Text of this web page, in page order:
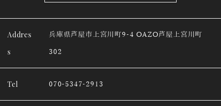
Addres
s
兵庫県芦屋市上宮川町9-4 OAZO芦屋上宮川町
302
Tel 070-5347-2913